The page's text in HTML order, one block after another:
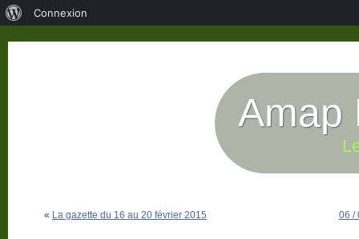
Amap
« La gazette du 16 au 20 février 2015 06 /
Connexion